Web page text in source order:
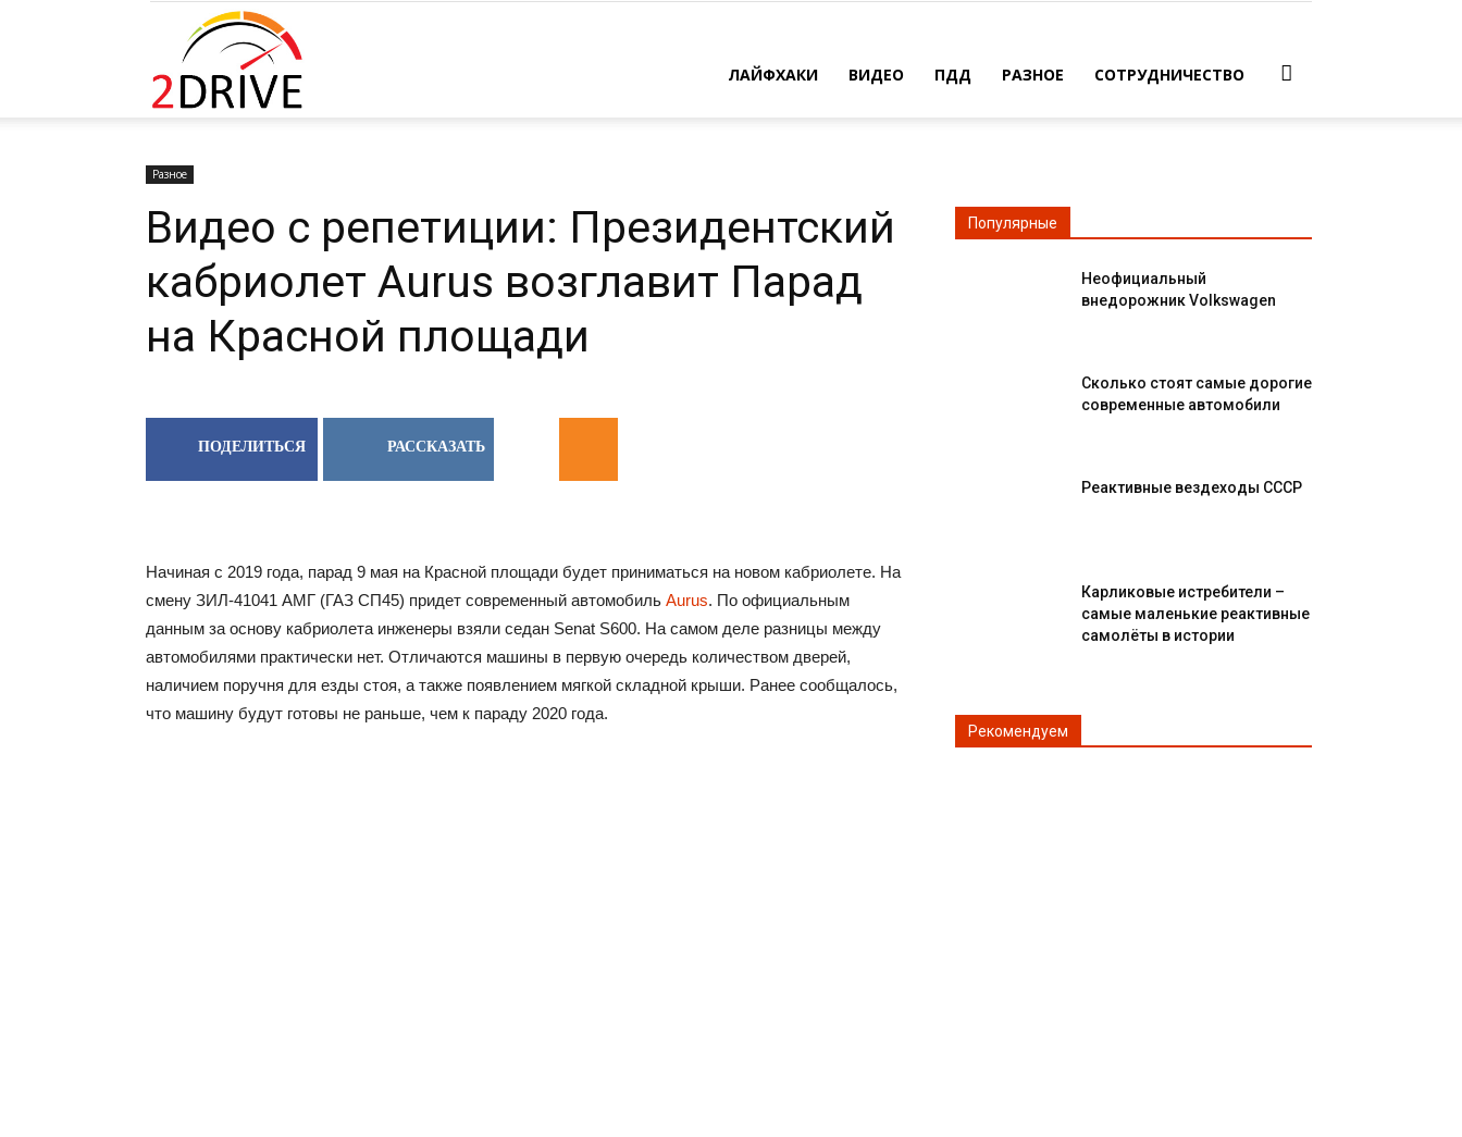
ЛАЙФХАКИ ВИДЕО ПДД РАЗНОЕ СОТРУДНИЧЕСТВО
Разное
Видео с репетиции: Президентский
кабриолет Aurus возглавит Парад
на Красной площади
ПОДЕЛИТЬСЯ РАССКАЗАТЬ
Начиная с 2019 года, парад 9 мая на Красной площади будет приниматься на новом кабриолете. На
смену ЗИЛ-41041 АМГ (ГАЗ СП45) придет современный автомобиль Aurus. По официальным
данным за основу кабриолета инженеры взяли седан Senat S600. На самом деле разницы между
автомобилями практически нет. Отличаются машины в первую очередь количеством дверей,
наличием поручня для езды стоя, а также появлением мягкой складной крыши. Ранее сообщалось,
что машину будут готовы не раньше, чем к параду 2020 года.
Популярные
Неофициальный
внедорожник Volkswagen
Сколько стоят самые дорогие
современные автомобили
Реактивные вездеходы СССР
Карликовые истребители –
самые маленькие реактивные
самолёты в истории
Рекомендуем